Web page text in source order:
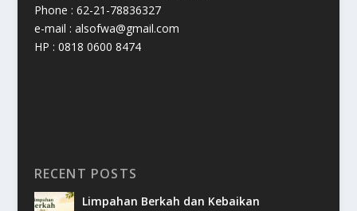
Phone : 62-21-78836327
e-mail : alsofwa@gmail.com
HP : 0818 0600 8474
RECENT POSTS
Limpahan Berkah dan Kebaikan